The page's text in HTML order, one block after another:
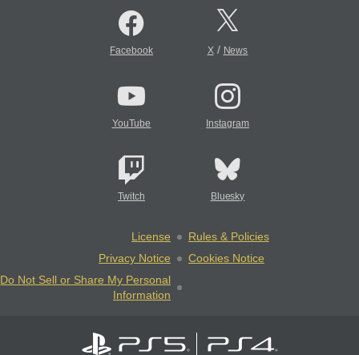
Facebook X/ News
YouTube Instagram
Twitch Bluesky
License
Rules & Policies
Privacy Notice
Cookies Notice
Do Not Sell or Share My Personal
Information